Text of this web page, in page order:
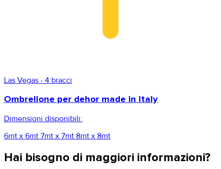
Las Vegas - 4 bracci
Ombrellone per dehor made in Italy
Dimensioni disponibili:
6mt x 6mt 7mt x 7mt 8mt x 8mt
Hai bisogno di maggiori informazioni?